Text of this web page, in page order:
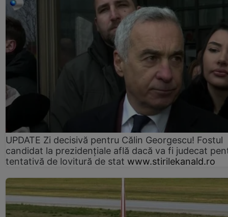
UPDATE Zi decisivă pentru Călin Georgescu! Fostul
candidat la prezidențiale află dacă va fi judecat
tentativă de lovitură de stat www.stirilekanald.ro